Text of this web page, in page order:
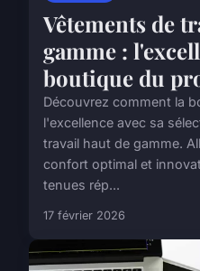
Vêtements de
gamme :
boutique du
Découvrez comment la
l'excellence avec sa
travail haut de gamme.
confort optimal et
tenues rép...
17 février 2026